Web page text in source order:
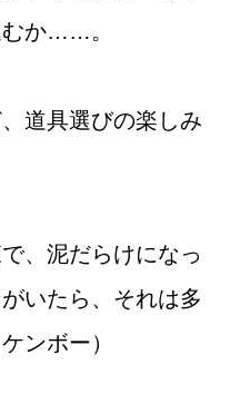
むか……。
道具選びの楽しみ
、泥だらけになっ
いたら、それは多
ンボー）